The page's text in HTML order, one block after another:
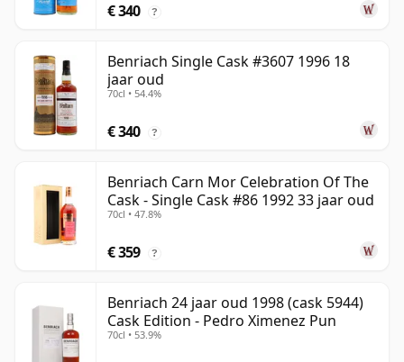
€ 340 ?
Benriach Single Cask #3607 1996 18
jaar oud
70cl • 54.4%
€ 340 ?
Benriach Carn Mor Celebration Of The
Cask - Single Cask #86 1992 33 jaar oud
70cl • 47.8%
€ 359 ?
Benriach 24 jaar oud 1998 (cask 5944)
Cask Edition - Pedro Ximenez Pun
70cl • 53.9%